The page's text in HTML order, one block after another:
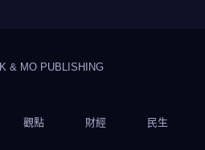
& MO PUBLISHING
觀點 財經 民生